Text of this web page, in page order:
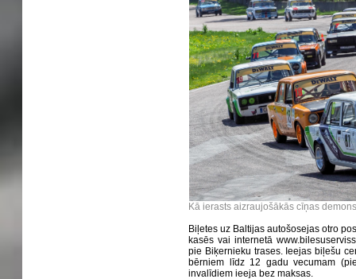
Kā ierasts aizraujošākās cīņas
Biļetes uz Baltijas autošosejas otro
kasēs vai internetā
pie Biķernieku trases. Ieejas biļešu
bērniem līdz 12 gadu vecumam
invalīdiem ieeja bez maksas.